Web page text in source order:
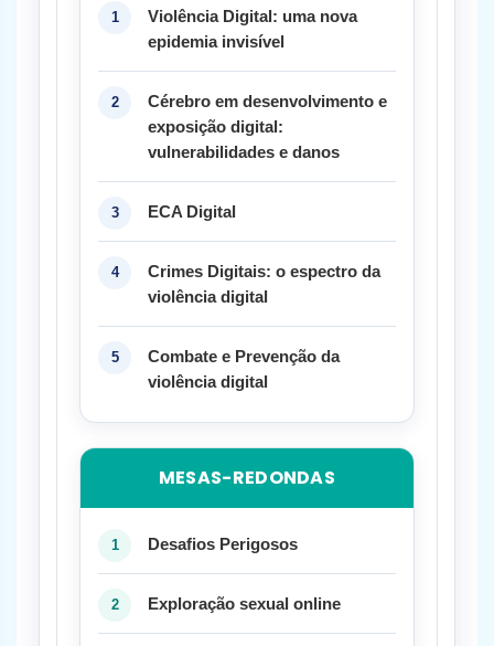
Violência Digital: uma nova
epidemia invisível
Cérebro em desenvolvimento e
exposição digital:
vulnerabilidades e danos
ECA Digital
Crimes Digitais: o espectro da
violência digital
Combate e Prevenção da
violência digital
MESAS-REDONDAS
Desafios Perigosos
Exploração sexual online